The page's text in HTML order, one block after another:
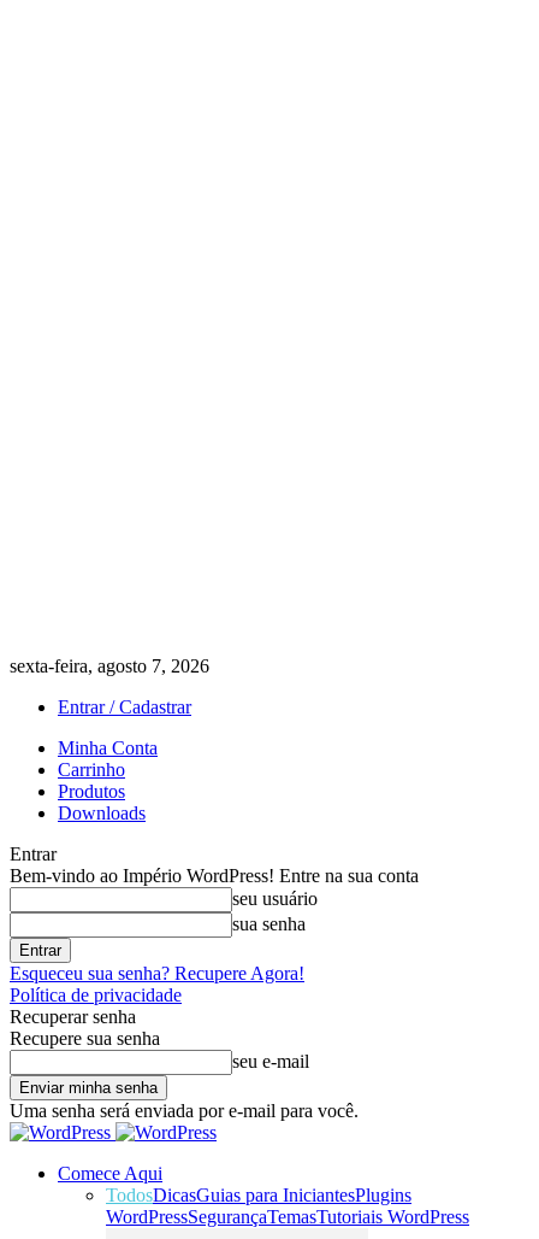
sexta-feira, agosto 7, 2026
Entrar / Cadastrar
Minha Conta
Carrinho
Produtos
Downloads
Entrar
Bem-vindo ao Império WordPress! Entre na sua conta
seu usuário
sua senha
Esqueceu sua senha? Recupere Agora!
Política de privacidade
Recuperar senha
Recupere sua senha
seu e-mail
Uma senha será enviada por e-mail para você.
Comece Aqui
TodosDicasGuias para IniciantesPlugins
WordPressSegurançaTemasTutoriais WordPress